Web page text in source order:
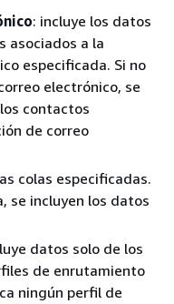
: incluye los datos
asociados a la
especificada. Si no
electrónico, se
contactos
de correo
colas especificadas.
se incluyen los datos
datos solo de los
de enrutamiento
ningún perfil de